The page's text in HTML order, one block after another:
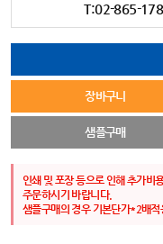
T:02-865-
장바구니
샘플구매
인쇄 및 포장 등으로 인해 추가비
주문하시기 바랍니다.
샘플구매의 경우 기본단가*2배